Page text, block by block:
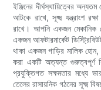
ইঞ্জিনের দীর্ঘস্থায়িত্বের
আটকে রাখে, সূক্ষ্ম যন্ত্রাংশ
রাখে। আপনি একজন মেকানিক
একজন আফটারমার্কেট
থাকা একজন গাড়ির মালিক হোন,
করা একটি অত্যন্ত গুরুত্বপূর্ণ
প্রযুক্তিগত সক্ষমতার মধ্যে
তেলের রাসায়নিক গঠনের সূক্ষ্ম